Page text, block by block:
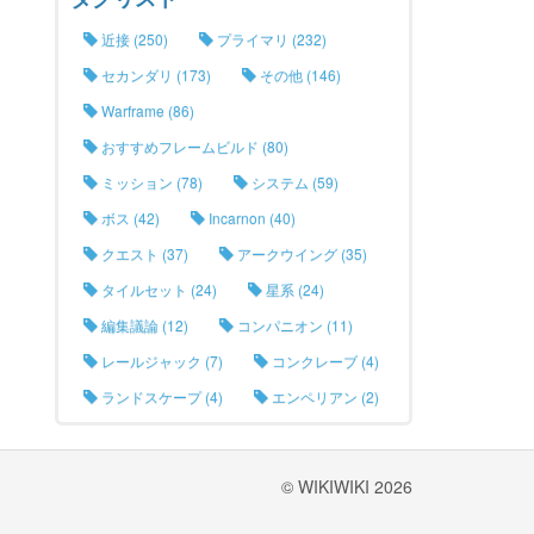
近接 (250)
プライマリ (232)
セカンダリ (173)
その他 (146)
Warframe (86)
おすすめフレームビルド (80)
ミッション (78)
システム (59)
ボス (42)
Incarnon (40)
クエスト (37)
アークウイング (35)
タイルセット (24)
星系 (24)
編集議論 (12)
コンパニオン (11)
レールジャック (7)
コンクレーブ (4)
ランドスケープ (4)
エンペリアン (2)
© WIKIWIKI 2026